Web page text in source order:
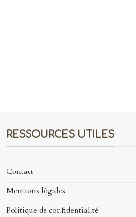
RESSOURCES UTILES
Contact
Mentions légales
Politique de confidentialité